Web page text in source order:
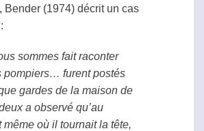
Bender (1974) décrit un cas
sommes fait raconter
pompiers… furent postés
gardes de la maison de
a observé qu’au
même où il tournait la tête,